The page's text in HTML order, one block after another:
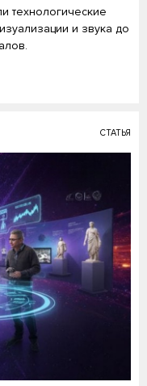
технологические
и звука до
СТАТЬЯ